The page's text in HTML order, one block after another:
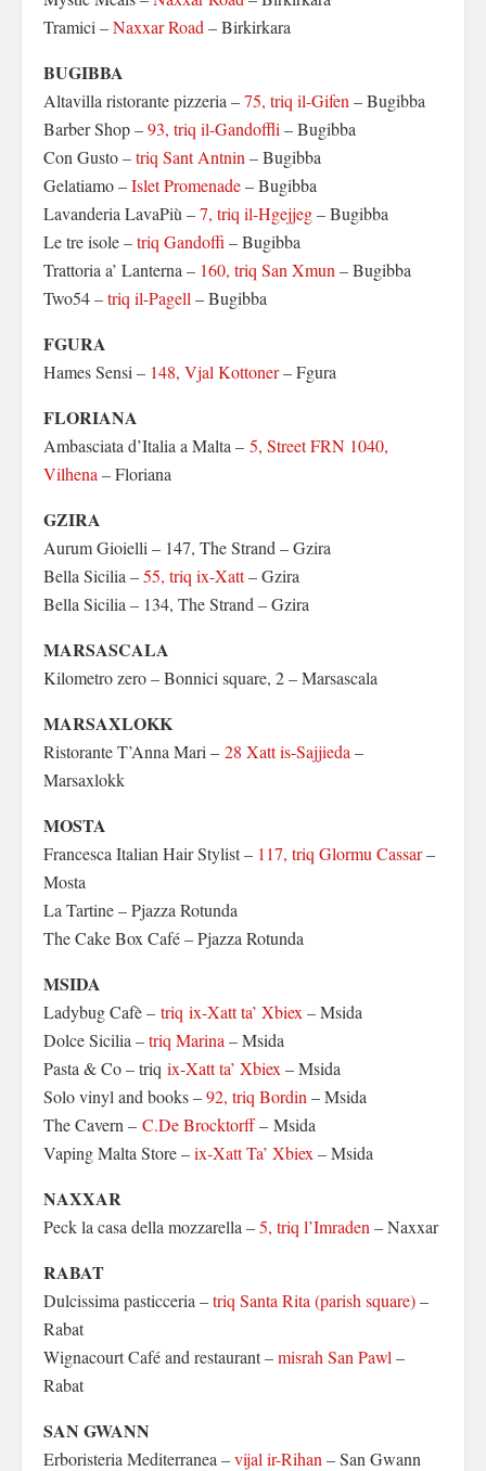
Tramici –Naxxar Road – Birkirkara
BUGIBBA
Altavilla ristorante pizzeria –75, triq il-Gifen – Bugibba
Barber Shop –93, triq il-Gandoffli – Bugibba
Con Gusto –triq Sant Antnin – Bugibba
Gelatiamo –Islet Promenade– Bugibba
Lavanderia LavaPiù –7, triq il-Hgejjeg– Bugibba
Le tre isole –triq Gandoffi – Bugibba
Trattoria a’ Lanterna – 160, triq San Xmun – Bugibba
Two54 –triq il-Pagell – Bugibba
FGURA
Hames Sensi – 148, Vjal Kottoner– Fgura
FLORIANA
Ambasciata d’Italia a Malta – 5, Street FRN 1040,
Vilhena – Floriana
GZIRA
Aurum Gioielli – 147, The Strand – Gzira
Bella Sicilia –55, triq ix-Xatt– Gzira
Bella Sicilia – 134, The Strand – Gzira
MARSASCALA
Kilometro zero – Bonnici square, 2 – Marsascala
MARSAXLOKK
Ristorante T’Anna Mari – 28 Xatt is-Sajjieda –
Marsaxlokk
MOSTA
Francesca Italian Hair Stylist – 117, triq Glormu Cassar–
Mosta
La Tartine – Pjazza Rotunda
The Cake Box Café – Pjazza Rotunda
MSIDA
Ladybug Cafè – triq ix-Xatt ta’ Xbiex – Msida
Dolce Sicilia –triq Marina – Msida
Pasta & Co – triq ix-Xatt ta’ Xbiex – Msida
Solo vinyl and books –92, triq Bordin – Msida
The Cavern – C.De Brocktorff– Msida
Vaping Malta Store –ix-Xatt Ta’ Xbiex – Msida
NAXXAR
Peck la casa della mozzarella –5, triq l’Imraden – Naxxar
RABAT
Dulcissima pasticceria –triq Santa Rita (parish square)–
Rabat
Wignacourt Café and restaurant –misrah San Pawl –
Rabat
SAN GWANN
Erboristeria Mediterranea –vijal ir-Rihan – San Gwann